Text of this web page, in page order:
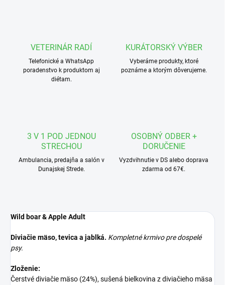
VETERINÁR RADÍ
Telefonické a WhatsApp
poradenstvo k produktom aj
diétam.
KURÁTORSKÝ VÝBER
Vyberáme produkty, ktoré
poznáme a ktorým dôverujeme.
3 V 1 POD JEDNOU
STRECHOU
Ambulancia, predajňa a salón v
Dunajskej Strede.
OSOBNÝ ODBER +
DORUČENIE
Vyzdvihnutie v DS alebo doprava
zdarma od 67€.
Wild boar & Apple Adult
Diviačie mäso, tevica a jablká. Kompletné krmivo pre dospelé
psy.
Zloženie:
Čerstvé diviačie mäso (24%), sušená bielkovina z diviačieho mäsa